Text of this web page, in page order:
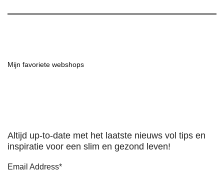
Mijn favoriete webshops
Altijd up-to-date met het laatste nieuws vol tips en
inspiratie voor een slim en gezond leven!
Email Address*